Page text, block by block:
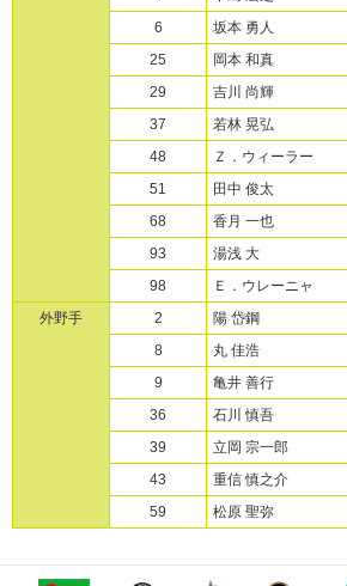
6
坂本 勇人
25
岡本 和真
29
吉川 尚輝
37
若林 晃弘
48
Ｚ．ウィーラー
51
田中 俊太
68
香月 一也
93
湯浅 大
98
Ｅ．ウレーニャ
外野手
2 陽 岱鋼
8
丸 佳浩
9
亀井 善行
36
石川 慎吾
39
立岡 宗一郎
43
重信 慎之介
59
松原 聖弥